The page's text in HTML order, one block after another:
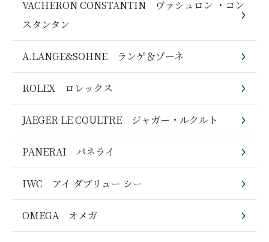
VACHERON CONSTANTIN ヴァシュロン ・コン
スタンタン
A.LANGE&SOHNE ランゲ＆ゾーネ
ROLEX ロレックス
JAEGER LE COULTRE ジャガー・ルクルト
PANERAI パネライ
IWC アイ ダブリュー シー
OMEGA オメガ